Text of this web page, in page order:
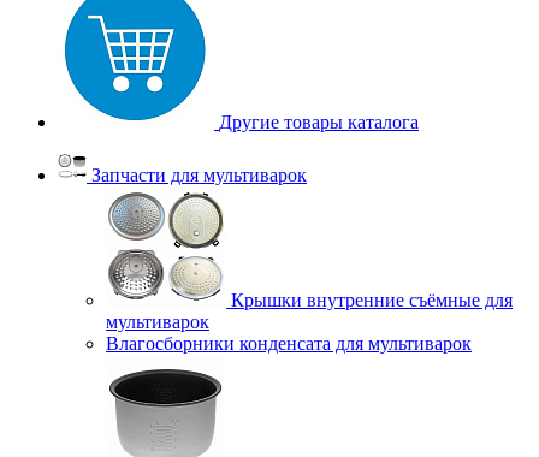
Другие товары каталога
Запчасти для мультиварок
Крышки внутренние съёмные для
мультиварок
Влагосборники конденсата для мультиварок